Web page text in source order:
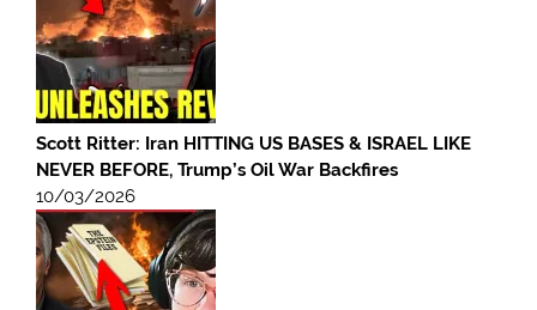
Scott Ritter: Iran HITTING US BASES & ISRAEL LIKE
NEVER BEFORE, Trump’s Oil War Backfires
10/03/2026